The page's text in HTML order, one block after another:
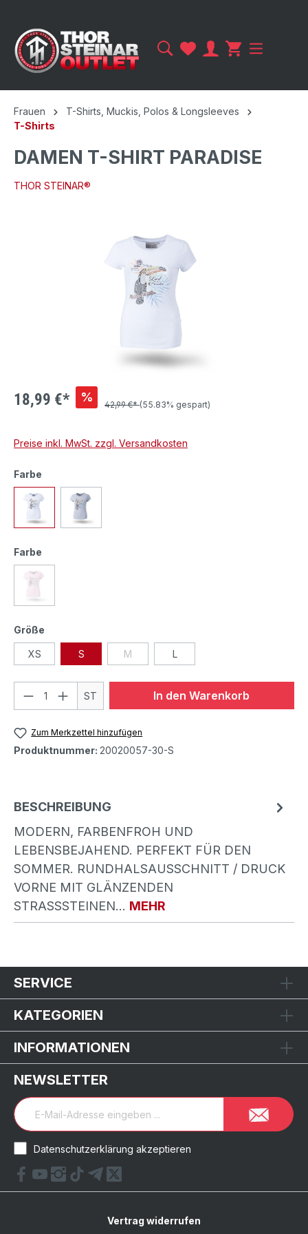
Frauen
T-Shirts, Muckis, Polos & Longsleeves
T-Shirts
DAMEN T-SHIRT PARADISE
THOR STEINAR®
18,99 €* %
42,99 €*(55.83% gespart)
Preise inkl. MwSt. zzgl. Versandkosten
Farbe
Farbe
Größe
XS S M L
ST In den Warenkorb
Zum Merkzettel hinzufügen
Produktnummer: 20020057-30-S
BESCHREIBUNG
MODERN, FARBENFROH UND
LEBENSBEJAHEND. PERFEKT FÜR DEN
SOMMER. RUNDHALSAUSSCHNITT / DRUCK
VORNE MIT GLÄNZENDEN
STRASSSTEINEN… MEHR
SERVICE
KATEGORIEN
INFORMATIONEN
NEWSLETTER
Datenschutzerklärung akzeptieren
Vertrag widerrufen